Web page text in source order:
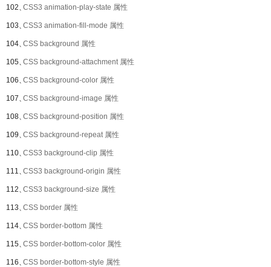
102、CSS3 animation-play-state 属性
103、CSS3 animation-fill-mode 属性
104、CSS background 属性
105、CSS background-attachment 属性
106、CSS background-color 属性
107、CSS background-image 属性
108、CSS background-position 属性
109、CSS background-repeat 属性
110、CSS3 background-clip 属性
111、CSS3 background-origin 属性
112、CSS3 background-size 属性
113、CSS border 属性
114、CSS border-bottom 属性
115、CSS border-bottom-color 属性
116、CSS border-bottom-style 属性